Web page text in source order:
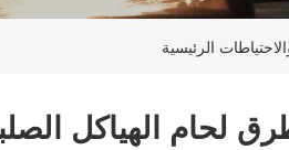
الرئيسية
لحام الهياكل